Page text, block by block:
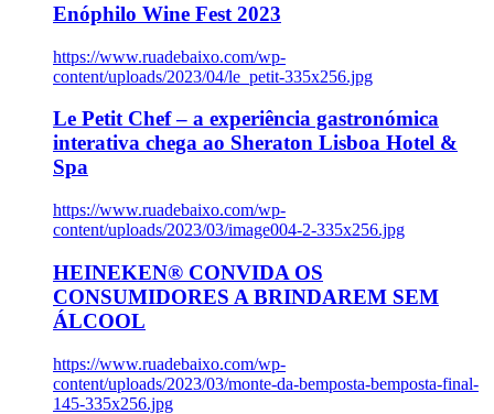
Enóphilo Wine Fest 2023
https://www.ruadebaixo.com/wp-
content/uploads/2023/04/le_petit-335x256.jpg
Le Petit Chef – a experiência gastronómica
interativa chega ao Sheraton Lisboa Hotel &
Spa
https://www.ruadebaixo.com/wp-
content/uploads/2023/03/image004-2-335x256.jpg
HEINEKEN® CONVIDA OS
CONSUMIDORES A BRINDAREM SEM
ÁLCOOL
https://www.ruadebaixo.com/wp-
content/uploads/2023/03/monte-da-bemposta-bemposta-final-
145-335x256.jpg